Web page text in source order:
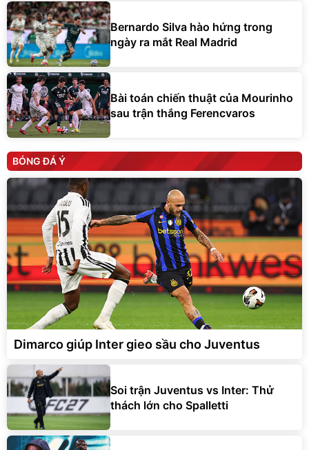
Bernardo Silva hào hứng trong
ngày ra mắt Real Madrid
Bài toán chiến thuật của Mourinho
sau trận thắng Ferencvaros
BÓNG ĐÁ Ý
Dimarco giúp Inter gieo sầu cho Juventus
Soi trận Juventus vs Inter: Thử
thách lớn cho Spalletti